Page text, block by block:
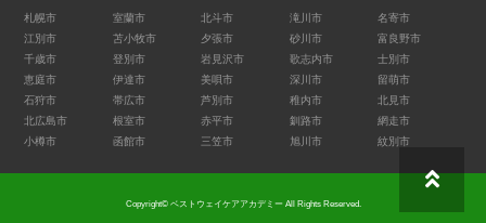
札幌市
江別市
千歳市
恵庭市
石狩市
北広島市
小樽市
室蘭市
苫小牧市
登別市
伊達市
帯広市
根室市
函館市
北斗市
夕張市
岩見沢市
美唄市
芦別市
赤平市
三笠市
滝川市
砂川市
歌志内市
深川市
稚内市
釧路市
旭川市
名寄市
富良野市
士別市
留萌市
北見市
網走市
紋別市
Copyright© ベストウェイケアアカデミー All Rights Reserved.